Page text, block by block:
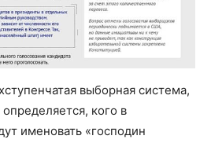
выборная система,
кого в
именовать «господин